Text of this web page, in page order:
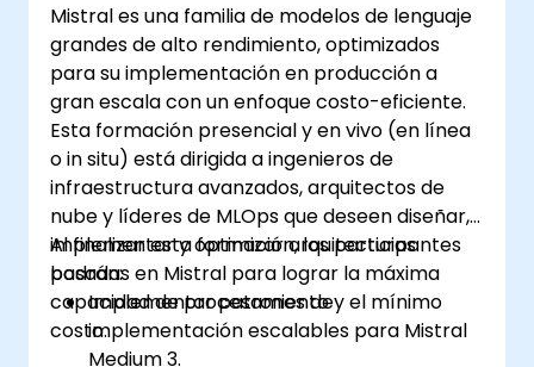
Mistral es una familia de modelos de lenguaje
grandes de alto rendimiento, optimizados
para su implementación en producción a
gran escala con un enfoque costo-eficiente.
Esta formación presencial y en vivo (en línea
o in situ) está dirigida a ingenieros de
infraestructura avanzados, arquitectos de
nube y líderes de MLOps que deseen diseñar,
implementar y optimizar arquitecturas
basadas en Mistral para lograr la máxima
capacidad de procesamiento y el mínimo
costo.
Al finalizar esta formación, los participantes
podrán:
Implementar patrones de
implementación escalables para Mistral
Medium 3.